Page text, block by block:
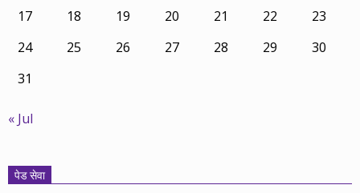
17 18 19 20 21 22
23
24
25 26 27 28 29
30
31
« Jul
पेड सेवा